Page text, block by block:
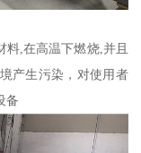
料,在高温下燃烧,并且
产生污染，对使用者
备